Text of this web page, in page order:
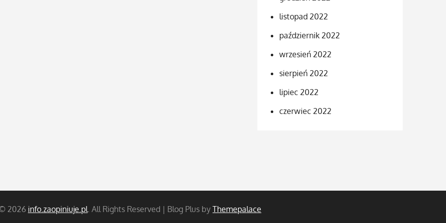
listopad 2022
październik 2022
wrzesień 2022
sierpień 2022
lipiec 2022
czerwiec 2022
2026 info.zaopiniuje.pl . All Rights Reserved | Blog Plus by Themepalace